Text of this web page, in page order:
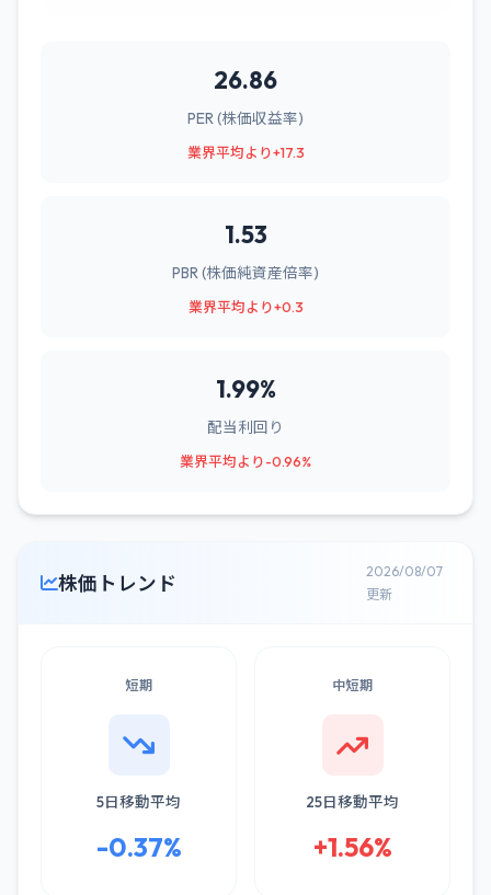
26.86
PER (株価収益率)
業界平均より+17.3
1.53
PBR (株価純資産倍率)
業界平均より+0.3
1.99%
配当利回り
業界平均より-0.96%
株価トレンド
2026/08/07
更新
短期
5日移動平均
-0.37%
中短期
25日移動平均
+1.56%